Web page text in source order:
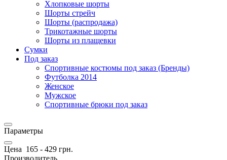
Хлопковые шорты
Шорты стрейч
Шорты (распродажа)
Трикотажные шорты
Шорты из плащевки
Сумки
Под заказ
Спортивные костюмы под заказ (Бренды)
Футболка 2014
Женское
Мужское
Спортивные брюки под заказ
Параметры
Цена 165 - 429 грн.
Производитель